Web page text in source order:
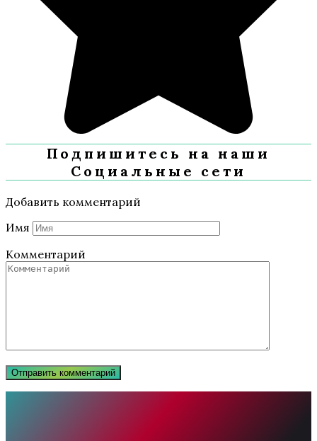
Подпишитесь на наши
Социальные сети
Добавить комментарий
Имя
Комментарий